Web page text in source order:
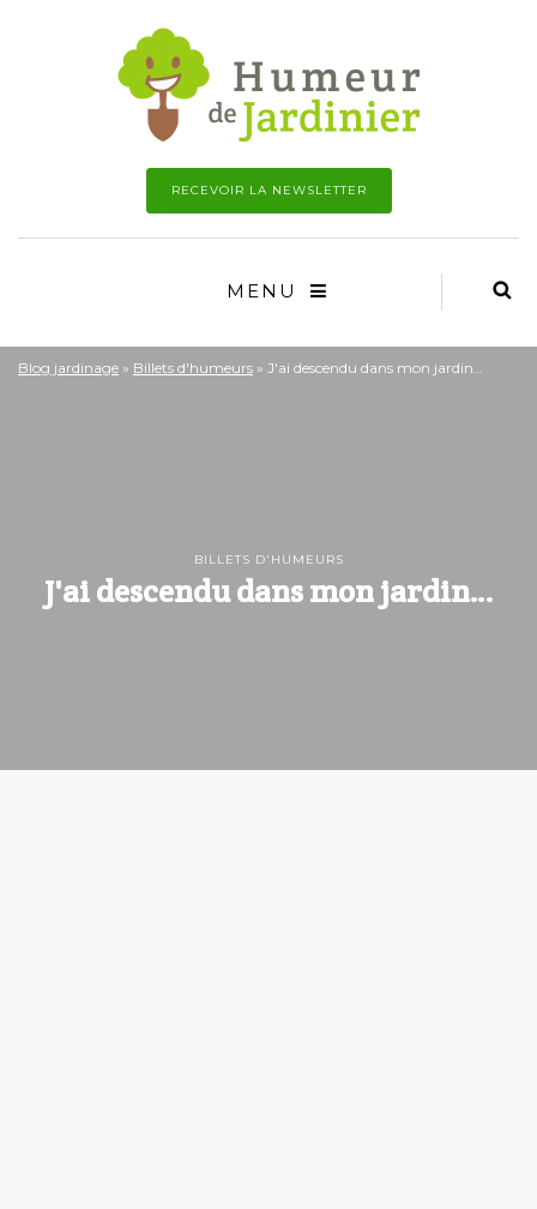
RECEVOIR LA NEWSLETTER
MENU
Blog jardinage » Billets d'humeurs » J'ai descendu dans mon jardin…
BILLETS D'HUMEURS
J'ai descendu dans mon jardin…